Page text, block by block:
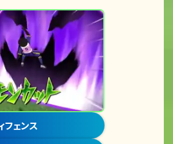
フェンス